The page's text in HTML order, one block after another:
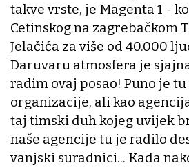
takve vrste, je Magenta 1 -
Cetinskog na zagrebačkom
Jelačića za više od 40.000
Daruvaru atmosfera je
radim ovaj posao! Puno je
organizacije, ali kao
taj timski duh kojeg uvijek
naše agencije tu je radilo
vanjski suradnici... Kada